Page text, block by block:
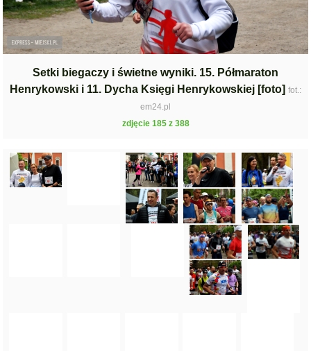
Setki biegaczy i świetne wyniki. 15. Półmaraton
Henrykowski i 11. Dycha Księgi Henrykowskiej [foto] fot.:
em24.pl
zdjęcie 185 z 388